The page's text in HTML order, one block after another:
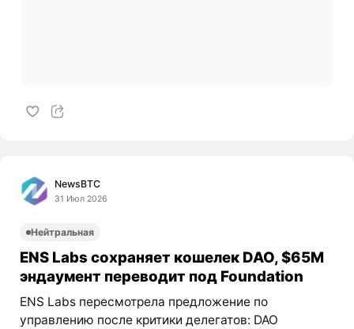
NewsBTC
31 Июл 2026
Нейтральная
ENS Labs сохраняет кошелек DAO, $65M
эндаумент переводит под Foundation
ENS Labs пересмотрела предложение по
управлению после критики делегатов: DAO